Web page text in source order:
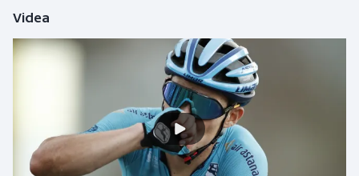
Veslování
Vodní slalom
Videa